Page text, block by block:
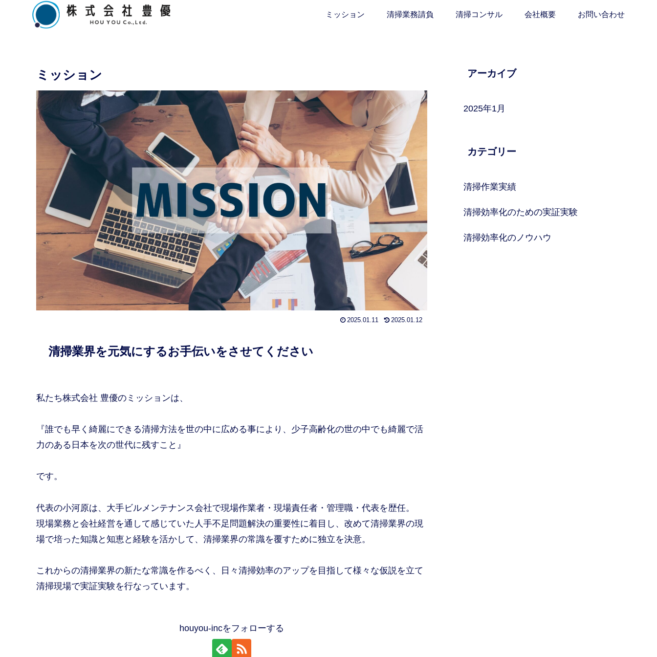
ミッション 清掃業務請負 清掃コンサル 会社概要 お問い合わせ
ミッション
2025.01.11 2025.01.12
清掃業界を元気にするお手伝いをさせてください
私たち株式会社 豊優のミッションは、
『誰でも早く綺麗にできる清掃方法を世の中に広める事により、少子高齢化の世の中でも綺麗で活
力のある日本を次の世代に残すこと』
です。
代表の小河原は、大手ビルメンテナンス会社で現場作業者・現場責任者・管理職・代表を歴任。
現場業務と会社経営を通して感じていた人手不足問題解決の重要性に着目し、改めて清掃業界の現
場で培った知識と知恵と経験を活かして、清掃業界の常識を覆すために独立を決意。
これからの清掃業界の新たな常識を作るべく、日々清掃効率のアップを目指して様々な仮説を立て
清掃現場で実証実験を行なっています。
houyou-incをフォローする
アーカイブ
2025年1月
カテゴリー
清掃作業実績
清掃効率化のための実証実験
清掃効率化のノウハウ